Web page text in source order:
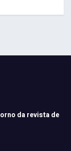
da revista de